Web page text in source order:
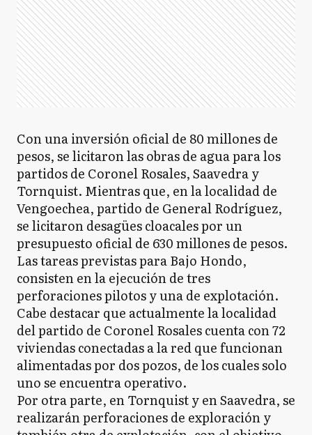
Con una inversión oficial de 80 millones de
pesos, se licitaron las obras de agua para los
partidos de Coronel Rosales, Saavedra y
Tornquist. Mientras que, en la localidad de
Vengoechea, partido de General Rodríguez,
se licitaron desagües cloacales por un
presupuesto oficial de 630 millones de pesos.
Las tareas previstas para Bajo Hondo,
consisten en la ejecución de tres
perforaciones pilotos y una de explotación.
Cabe destacar que actualmente la localidad
del partido de Coronel Rosales cuenta con 72
viviendas conectadas a la red que funcionan
alimentadas por dos pozos, de los cuales solo
uno se encuentra operativo.
Por otra parte, en Tornquist y en Saavedra, se
realizarán perforaciones de exploración y